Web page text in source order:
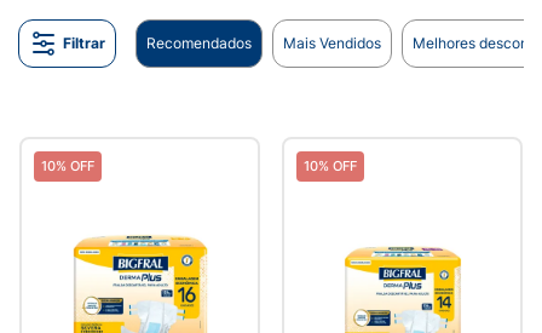
Filtrar Recomendados Mais Vendidos Melhores
10% OFF 10% OFF